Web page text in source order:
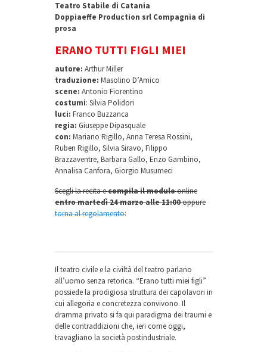
Teatro Stabile di Catania
Doppiaeffe Production srl Compagnia di
prosa
ERANO TUTTI FIGLI MIEI
autore: Arthur Miller
traduzione: Masolino D’Amico
scene: Antonio Fiorentino
costumi: Silvia Polidori
luci: Franco Buzzanca
regia: Giuseppe Dipasquale
con: Mariano Rigillo, Anna Teresa Rossini,
Ruben Rigillo, Silvia Siravo, Filippo
Brazzaventre, Barbara Gallo, Enzo Gambino,
Annalisa Canfora, Giorgio Musumeci
Scegli la recita ecompila il moduloonline
entro martedì 24 marzo alle 11:00oppure
torna al regolamento:
Il teatro civile e la civiltà del teatro parlano
all’uomo senza retorica. “Erano tutti miei figli”
possiede la prodigiosa struttura dei capolavori in
cui allegoria e concretezza convivono. Il
dramma privato si fa qui paradigma dei traumi e
delle contraddizioni che, ieri come oggi,
travagliano la società postindustriale.